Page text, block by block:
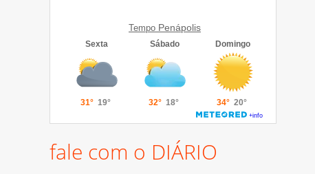
Tempo Penápolis
fale com o DIÁRIO